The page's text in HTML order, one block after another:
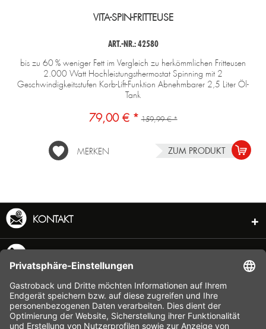
VITA-SPIN-FRITTEUSE
ART.-NR.: 42580
bis zu 60 % weniger Fett im Vergleich zu herkömmlichen Fritteusen
2.000 Watt Hochleistungsthermostat Spinning mit 2
Geschwindigkeitsstufen Korb-Lift-Funktion Abnehmbarer 2,5 Liter Öl-
Tank
79,00 € * 159,99 € *
MERKEN ZUM PRODUKT
KONTAKT
INFORMATION